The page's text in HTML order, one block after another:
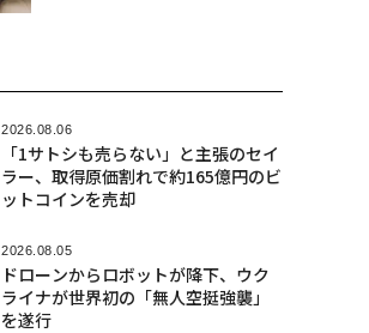
2026.08.06
「1サトシも売らない」と主張のセイ
ラー、取得原価割れで約165億円のビ
ットコインを売却
2026.08.05
ドローンからロボットが降下、ウク
ライナが世界初の「無人空挺強襲」
を遂行